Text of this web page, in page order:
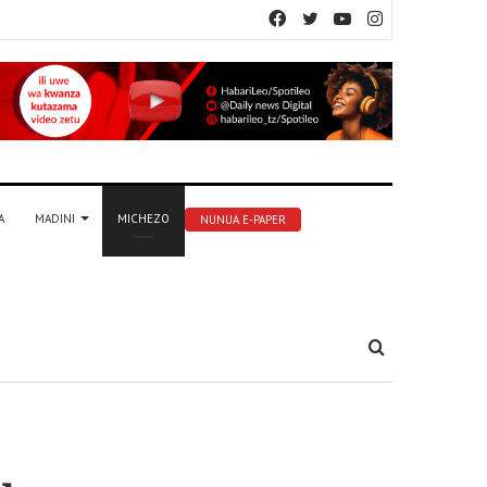
YouTube
Twitter
Facebook
MADINI MICHEZO NUNUA E-PAPER
Tafuta